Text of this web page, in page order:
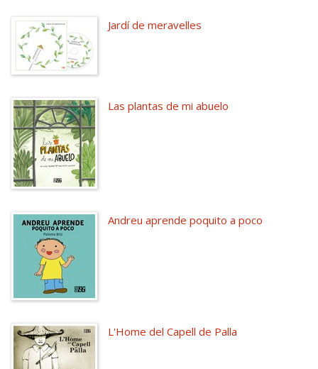
Jardí de meravelles
Las plantas de mi abuelo
Andreu aprende poquito a poco
L'Home del Capell de Palla